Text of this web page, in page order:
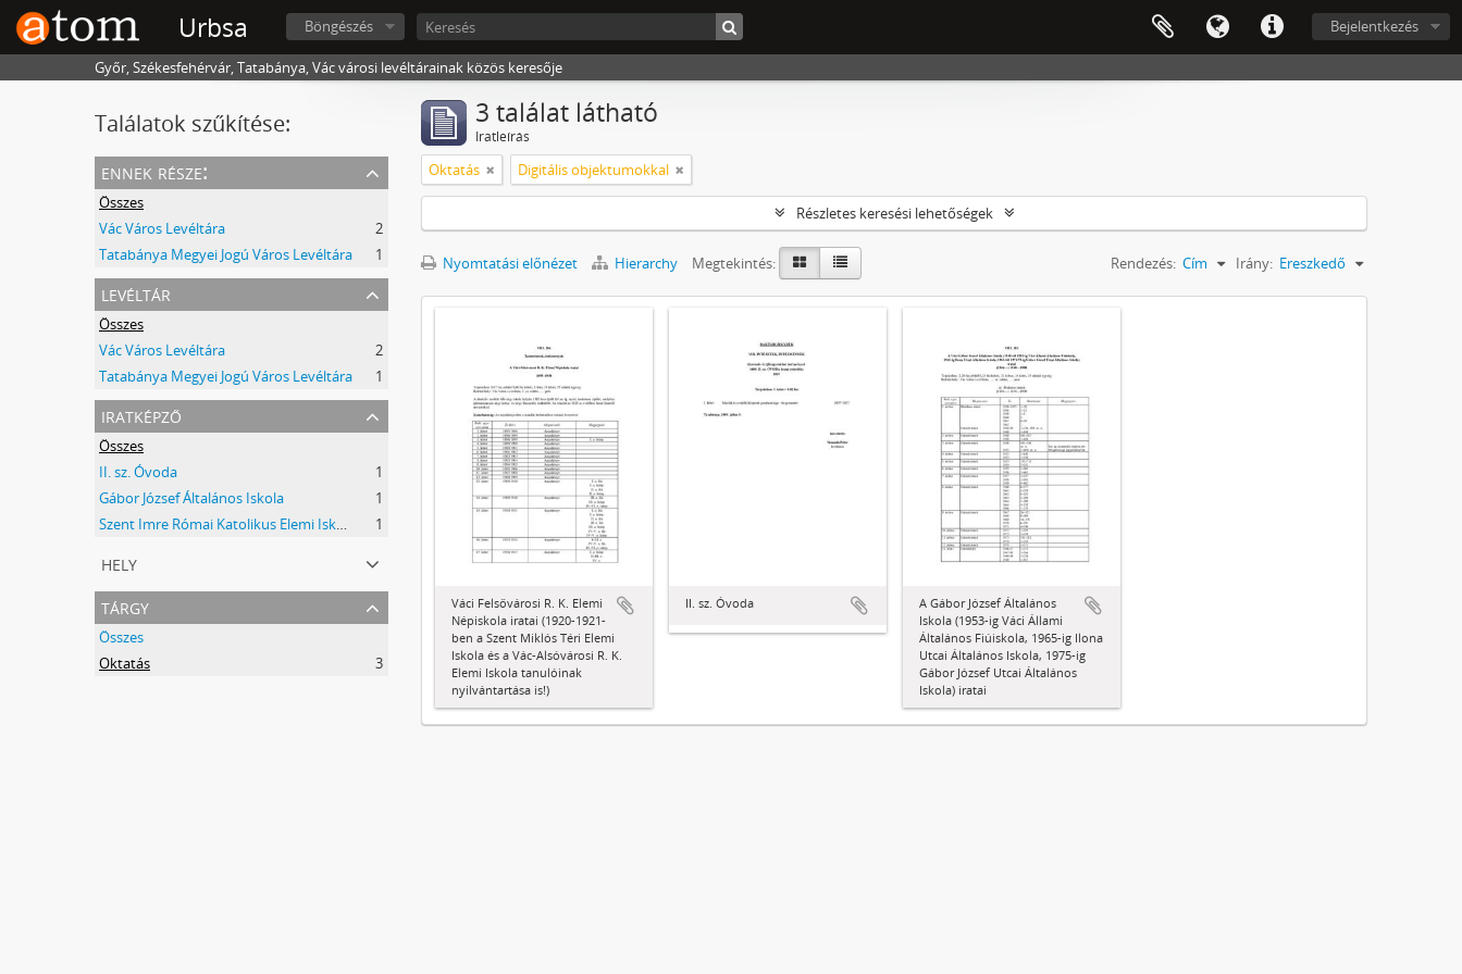
Urbsa Bejelentkezés
Böngészés
Győr, Székesfehérvár, Tatabánya, Vác városi levéltárainak közös keresője
Találatok szűkítése:
ennek része:
Összes
Vác Város Levéltára
2
Tatabánya Megyei Jogú Város Levéltára
1
levéltár
Összes
Vác Város Levéltára
2
Tatabánya Megyei Jogú Város Levéltára
1
iratképző
Összes
II. sz. Óvoda
1
Gábor József Általános Iskola
1
Szent Imre Római Katolikus Elemi Iskola
1
hely
tárgy
Összes
Oktatás
3
3 találat látható
Iratleírás
Oktatás Digitális objektumokkal
Részletes keresési lehetőségek
Nyomtatási előnézet Hierarchy Megtekintés: Rendezés: Cím Irány: Ereszkedő
Váci Felsővárosi R. K. Elemi
Népiskola iratai (1920-1921-
ben a Szent Miklós Téri Elemi
Iskola és a Vác-Alsóvárosi R. K.
Elemi Iskola tanulóinak
nyilvántartása is!)
II. sz. Óvoda
A Gábor József Általános
Iskola (1953-ig Váci Állami
Általános Fiúiskola, 1965-ig Ilona
Utcai Általános Iskola, 1975-ig
Gábor József Utcai Általános
Iskola) iratai